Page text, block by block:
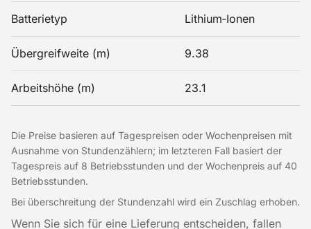
Batterietyp Lithium‑Ionen
Übergreifweite (m) 9.38
Arbeitshöhe (m) 23.1
Die Preise basieren auf Tagespreisen oder Wochenpreisen mit
Ausnahme von Stundenzählern; im letzteren Fall basiert der
Tagespreis auf 8 Betriebsstunden und der Wochenpreis auf 40
Betriebsstunden.
Bei überschreitung der Stundenzahl wird ein Zuschlag erhoben.
Wenn Sie sich für eine Lieferung entscheiden, fallen